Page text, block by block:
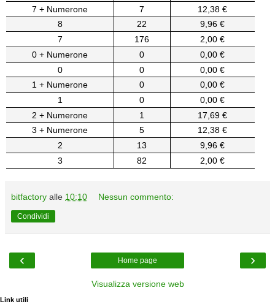
7 + Numerone
7
12,38 €
8
22
9,96 €
7
176
2,00 €
0 + Numerone
0
0,00 €
0
0
0,00 €
1 + Numerone
0
0,00 €
1
0
0,00 €
2 + Numerone
1
17,69 €
3 + Numerone
5
12,38 €
2
13
9,96 €
3
82 2,00 €
bitfactory alle 10:10 Nessun commento:
Condividi
‹ ›
Home page
Visualizza versione web
Link utili